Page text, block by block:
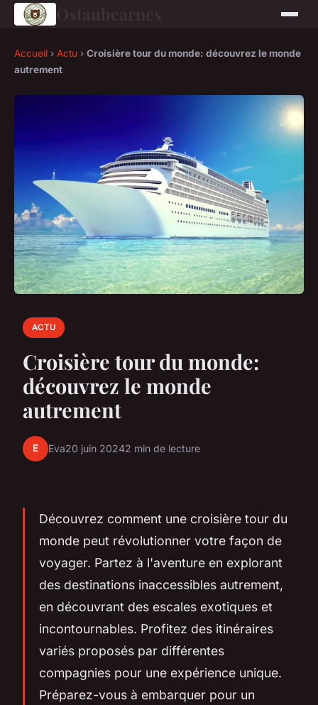
Accueil › Actu › Croisière tour du monde: découvrez le monde
autrement
ACTU
Croisière tour du monde:
découvrez le monde
autrement
E Eva20 juin 20242 min de lecture
Découvrez comment une croisière tour du
monde peut révolutionner votre façon de
voyager. Partez à l'aventure en explorant
des destinations inaccessibles autrement,
en découvrant des escales exotiques et
incontournables. Profitez des itinéraires
variés proposés par différentes
compagnies pour une expérience unique.
Préparez-vous à embarquer pour un